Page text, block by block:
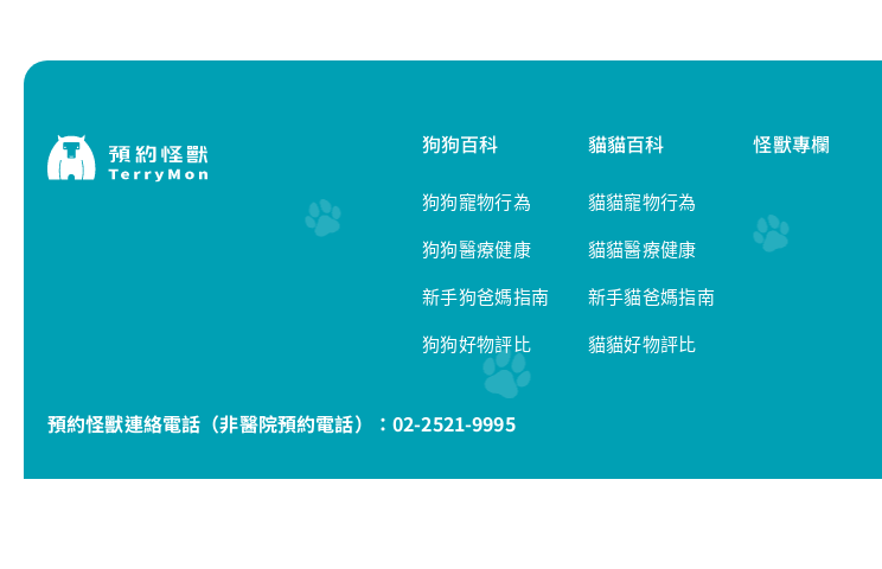
狗狗百科
狗狗寵物行為
狗狗醫療健康
新手狗爸媽指南
狗狗好物評比
貓貓百科
貓貓寵物行為
貓貓醫療健康
新手貓爸媽指南
貓貓好物評比
怪獸專欄
預約怪獸連絡電話（非醫院預約電話）： 02-2521-9995